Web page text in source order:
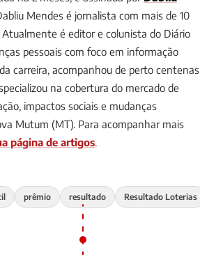
Mendes é jornalista com mais de 10
é editor e colunista do Diário
pessoais com foco em informação
carreira, acompanhou de perto centenas
na cobertura do mercado de
impactos sociais e mudanças
Mutum (MT). Para acompanhar mais
página de artigos.
prêmio resultado Resultado Loterias